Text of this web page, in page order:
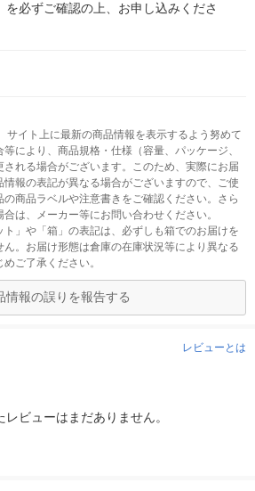
を必ずご確認の上、お申し込みくださ
サイト上に最新の商品情報を表示するよう努めて
により、商品規格・仕様（容量、パッケージ、
れる場合がございます。このため、実際にお届
報の表記が異なる場合がございますので、ご使
商品ラベルや注意書きをご確認ください。さら
は、メーカー等にお問い合わせください。
ト」や「箱」の表記は、必ずしも箱でのお届けを
。お届け形態は倉庫の在庫状況等により異なる
ご了承ください。
情報の誤りを報告する
レビューとは
レビューはまだありません。